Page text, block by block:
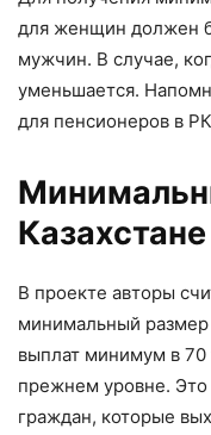
для женщин должен
мужчин. В случае,
уменьшается.
для пенсионеров в
В проекте авторы
минимальный размер
выплат минимум в 70
прежнем уровне. Это
граждан, которые